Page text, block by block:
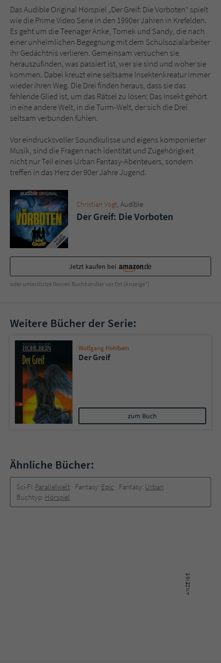
Das Audible Original Hörspiel „Der Greif: Die Vorboten“ spielt
wie die Prime Video Serie in den 1990er Jahren in Krefelden.
Es geht um die Teenager Anke, Tomek und Sandy, die nach
einer unheimlichen Begegnung mit dem Schulsozialarbeiter
ihr Gedächtnis verlieren. Gemeinsam versuchen sie
herauszufinden, was passiert ist, wer sie sind und woher sie
kommen. Dabei kreuzt eine seltsame Insektenkreatur immer
wieder ihren Weg. Die Drei finden heraus, dass sie das
fehlende Glied ist, um das Rätsel zu lösen: Das Insekt gehört
in eine andere Welt, in die Turm-Welt, der sich die Drei
seltsam verbunden fühlen.
Vor eindrucksvoller Soundkulisse und eigens komponierter
Musik, sind die Fragen nach Identität und Zugehörigkeit
nicht nur Teil eines Urban Fantasy-Abenteuers, sondern
treffen in das Herz der 90er Jahre Jugend.
Christian Vogt , Audible
Der Greif: Die Vorboten
Jetzt kaufen bei
oder unterstütze Deinen Buchhändler vor Ort (Anzeige*)
Weitere Bücher der Serie:
Wolfgang Hohlbein
Der Greif
zum Buch
Ähnliche Bücher:
Sci-Fi: Parallelwelt Fantasy: Epic Fantasy: Urban
Buchtyp: Hörspiel
Name tx_pwcomments_ahash
Anbieter Literatur-Couch Medien GmbH & Co. KG
Laufzeit 1 Jahr
Zweck Cookie für Kommentare einzelner Buchtitel
Anbieter Literatur-Couch Medien GmbH & Co. KG
Laufzeit Session
Zweck
Kommunikation der Webseite mit dem
Benutzer. Es wird benötigt um z. B. den